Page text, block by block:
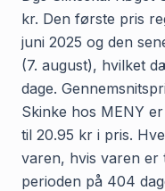
kr. Den første pris
juni 2025 og den
(7. august), hvilket
dage.
Skinke hos MENY
til 20.95 kr i pris.
varen, hvis varen er
perioden på 404